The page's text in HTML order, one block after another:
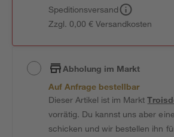
Speditionsversand
Zzgl. 0,00 € Versandkosten
Abholung im Markt
Auf Anfrage bestellbar
Dieser Artikel ist im Markt
vorrätig. Du kannst uns aber
schicken und wir bestellen ihn